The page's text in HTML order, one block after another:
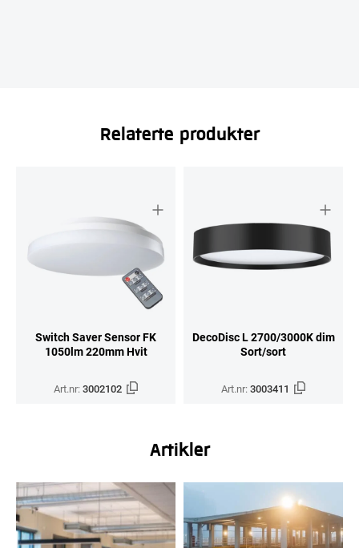
Relaterte produkter
Switch Saver Sensor FK
1050lm 220mm Hvit
Art.nr:3002102
DecoDisc L 2700/3000K dim
Sort/sort
Art.nr:3003411
Artikler